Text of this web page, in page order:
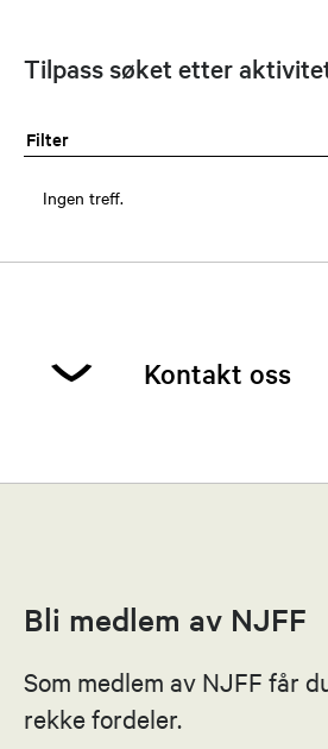
Tilpass søket etter
Filter
Ingen treff.
Kontakt oss
Send epost
Sturla Engesvik
Bli medlem av NJFF
Som medlem av NJFF får
rekke fordeler.